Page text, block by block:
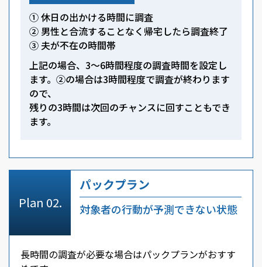
① 休日の出かける時間に調査
② 男性と合流することなく帰宅したら調査終了
③ 夫が不在の時間帯
上記の場合、3～6時間程度の調査時間を設定し
ます。②の場合は3時間程度で調査が終わります
ので、
残りの3時間は次回のチャンスに回すこともでき
ます。
パックプラン
対象者の行動が予測できない状態
長時間の調査が必要な場合はパックプランがおすす